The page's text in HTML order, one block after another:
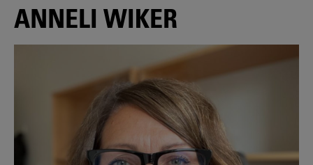
ANNELI WIKER